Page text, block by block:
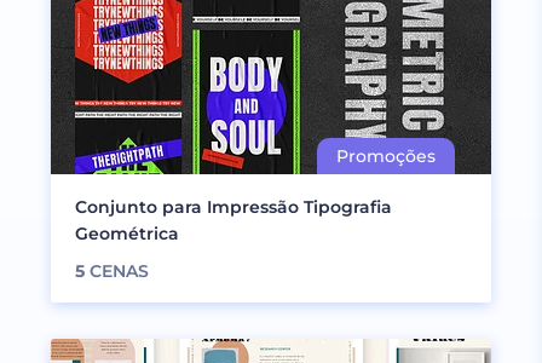
Conjunto para Impressão Tipografia
Geométrica
5 CENAS